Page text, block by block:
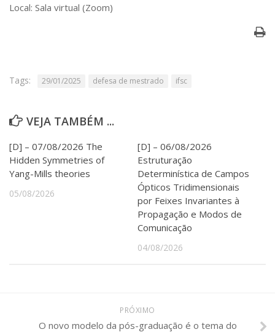
Museus e Espaços Interativos
RH, Administrativo e Financeiro
Comunicação
Aplicativos e Sites
Jornal da USP
Agenda de Eventos
Local: Sala virtual (Zoom)
Tags: 29/01/2025 defesa de mestrado ifsc
VEJA TAMBÉM ...
[D] – 07/08/2026 The
Hidden Symmetries of
Yang-Mills theories
05/08/2026
[D] – 06/08/2026
Estruturação
Determinística de Campos
Ópticos Tridimensionais
por Feixes Invariantes à
Propagação e Modos de
Comunicação
04/08/2026
PRÓXIMO
O novo modelo da pós-graduação é o tema do